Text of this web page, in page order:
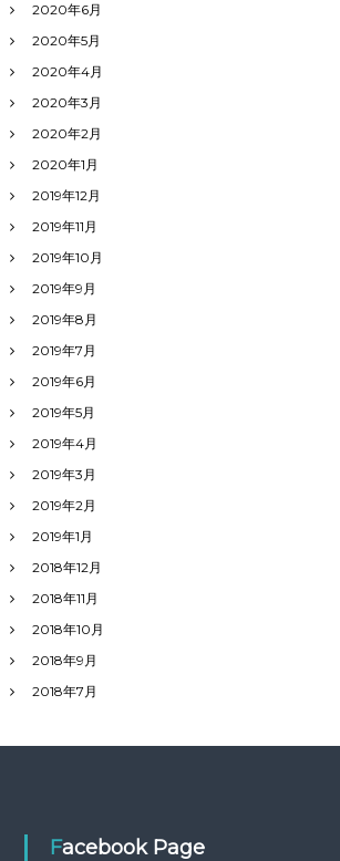
2020年6月
2020年5月
2020年4月
2020年3月
2020年2月
2020年1月
2019年12月
2019年11月
2019年10月
2019年9月
2019年8月
2019年7月
2019年6月
2019年5月
2019年4月
2019年3月
2019年2月
2019年1月
2018年12月
2018年11月
2018年10月
2018年9月
2018年7月
Facebook Page